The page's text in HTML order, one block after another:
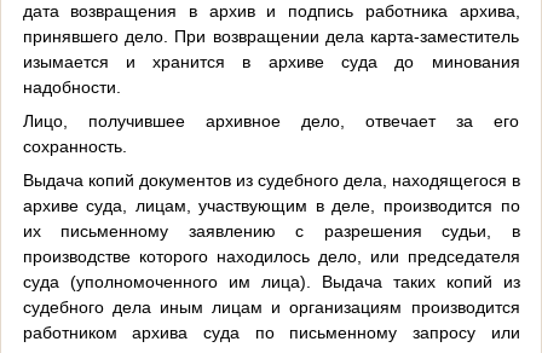
дата возвращения в архив и подпись работника архива,
принявшего дело. При возвращении дела карта-заместитель
изымается и хранится в архиве суда до минования
надобности.
Лицо, получившее архивное дело, отвечает за его
сохранность.
Выдача копий документов из судебного дела, находящегося в
архиве суда, лицам, участвующим в деле, производится по
их письменному заявлению с разрешения судьи, в
производстве которого находилось дело, или председателя
суда (уполномоченного им лица). Выдача таких копий из
судебного дела иным лицам и организациям производится
работником архива суда по письменному запросу или